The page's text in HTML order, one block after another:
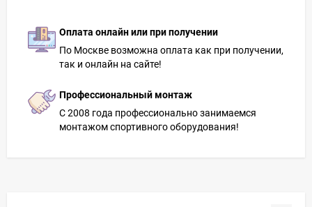
Оплата онлайн или при получении
По Москве возможна оплата как при получении,
так и онлайн на сайте!
Профессиональный монтаж
С 2008 года профессионально занимаемся
монтажом спортивного оборудования!